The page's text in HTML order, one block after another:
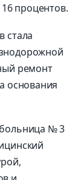
процентов.
стала
ремонт
основания
№ 3